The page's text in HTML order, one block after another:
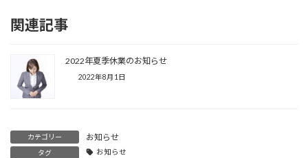
関連記事
2022年夏季休業のお知らせ
2022年8月1日
カテゴリー お知らせ
タグ お知らせ